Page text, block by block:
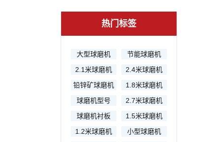
热门标签
大型球磨机
节能球磨机
2.1米球磨机
2.4米球磨机
铅锌矿球磨机
1.8米球磨机
球磨机型号
2.7米球磨机
球磨机衬板
1.5米球磨机
1.2米球磨机
小型球磨机